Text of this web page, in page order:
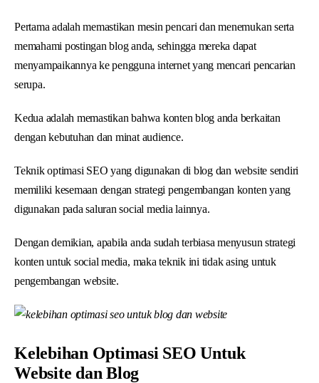
Pertama adalah memastikan mesin pencari dan menemukan serta
memahami postingan blog anda, sehingga mereka dapat
menyampaikannya ke pengguna internet yang mencari pencarian
serupa.
Kedua adalah memastikan bahwa konten blog anda berkaitan
dengan kebutuhan dan minat audience.
Teknik optimasi SEO yang digunakan di blog dan website sendiri
memiliki kesemaan dengan strategi pengembangan konten yang
digunakan pada saluran social media lainnya.
Dengan demikian, apabila anda sudah terbiasa menyusun strategi
konten untuk social media, maka teknik ini tidak asing untuk
pengembangan website.
Kelebihan Optimasi SEO Untuk
Website dan Blog